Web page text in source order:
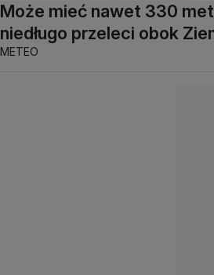
Może mieć nawet 330
niedługo przeleci obok
METEO